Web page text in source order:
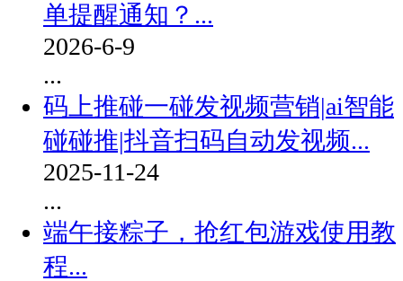
单提醒通知？...
2026-6-9
...
码上推碰一碰发视频营销|ai智能
碰碰推|抖音扫码自动发视频...
2025-11-24
...
端午接粽子，抢红包游戏使用教
程...